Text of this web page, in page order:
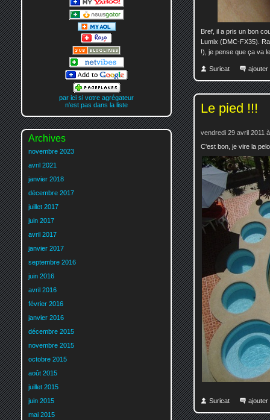
Bref, il a pris un bon
Lumix (DMC-FX35).
!), je pense que ça va
Suricat ajouter
Le pied !!!
vendredi 29 avril 2011
C'est bon, je vire la
Suricat ajouter
par ici si votre agrégateur
n'est pas dans la liste
Archives
novembre 2023
avril 2021
janvier 2018
décembre 2017
juillet 2017
juin 2017
avril 2017
janvier 2017
septembre 2016
juin 2016
avril 2016
février 2016
janvier 2016
décembre 2015
novembre 2015
octobre 2015
août 2015
juillet 2015
juin 2015
mai 2015